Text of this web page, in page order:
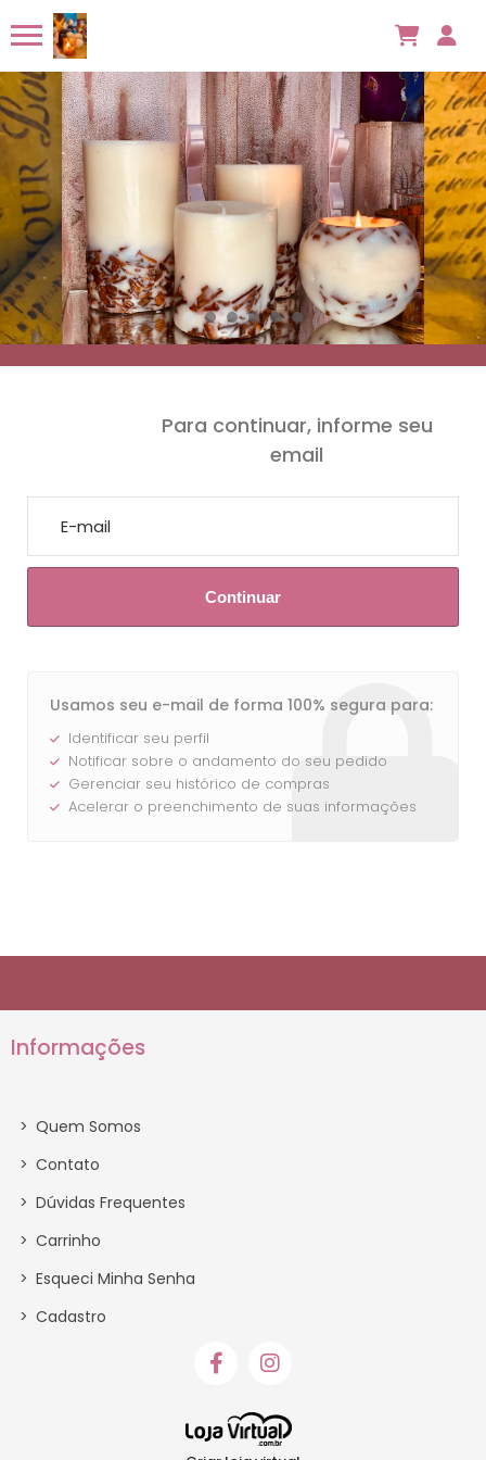
Para continuar, informe seu
email
Em breve entraremos em contato.
Continuar
Usamos seu e-mail de forma 100% segura para:
Identificar seu perfil
Notificar sobre o andamento do seu pedido
Gerenciar seu histórico de compras
Acelerar o preenchimento de suas informações
Informações
> Quem Somos
> Contato
> Dúvidas Frequentes
> Carrinho
> Esqueci Minha Senha
> Cadastro